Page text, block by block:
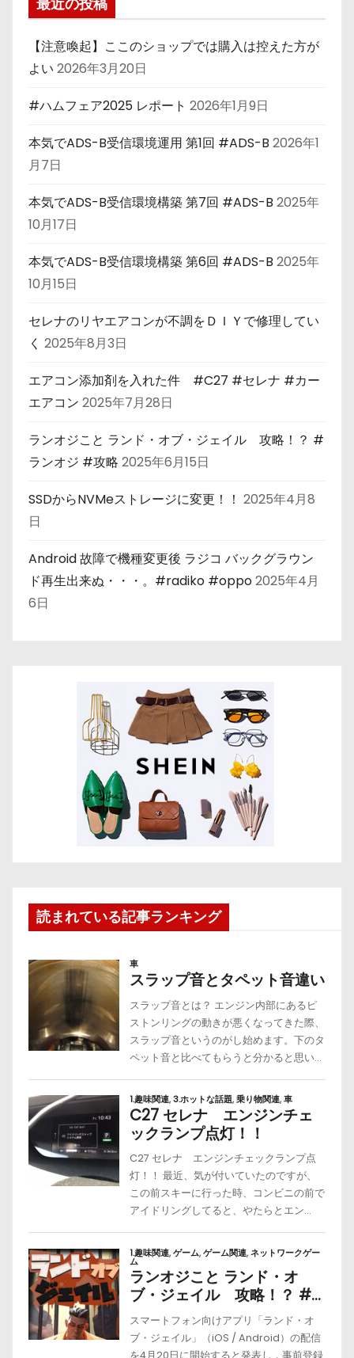
最近の投稿
【注意喚起】ここのショップでは購入は控えた方が
よい 2026年3月20日
#ハムフェア2025 レポート 2026年1月9日
本気でADS-B受信環境運用 第1回 #ADS-B 2026年1
月7日
本気でADS-B受信環境構築 第7回 #ADS-B 2025年
10月17日
本気でADS-B受信環境構築 第6回 #ADS-B 2025年
10月15日
セレナのリヤエアコンが不調をＤＩＹで修理してい
く 2025年8月3日
エアコン添加剤を入れた件 #C27 #セレナ #カー
エアコン 2025年7月28日
ランオジこと ランド・オブ・ジェイル 攻略！？ #
ランオジ #攻略 2025年6月15日
SSDからNVMeストレージに変更！！ 2025年4月8
日
Android 故障で機種変更後 ラジコ バックグラウン
ド再生出来ぬ・・・。#radiko #oppo2025年4月
6日
読まれている記事ランキング